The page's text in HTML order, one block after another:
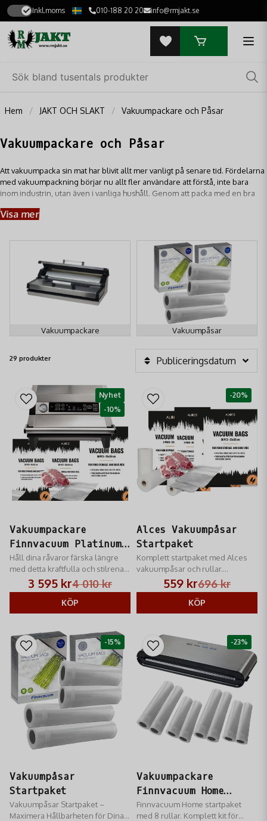
Inkl.moms 010-188 20 20 info@rmjakt.se
Hem JAKT OCH SLAKT Vakuumpackare och Påsar
Vakuumpackare och Påsar
Att vakuumpacka sin mat har blivit allt mer vanligt på senare tid. Fördelarna
med vakuumpackning börjar nu allt fler användare att förstå, inte bara
inom industrin, utan även i vanliga hushåll. Genom att packa med en bra
Generellt kan man säga att livslängden förlängs med fem, ja ända upp till
Visa mer
Vakuumpackare Vakuumpåsar
29 produkter Publiceringsdatum
Vakuumpackare
Finnvacuum Platinum
Startpaket
Håll dina råvaror färska längre
med detta kraftfulla och stilrena
vakuumpackare från RM Jakt.
4 010 kr
3 595 kr
KÖP
Nyhet
-10%
Alces Vakuumpåsar
Startpaket
Komplett startpaket med Alces
vakuumpåsar och rullar.
Innehåller 100 påsar och 24
meter rulle för optimal
vilthantering och hållbarhet i
frysen.
696 kr
559 kr
KÖP
-20%
Vakuumpåsar
Startpaket
Vakuumpåsar Startpaket –
Maximera Hållbarheten för Dina
-15%
Vakuumpackare
Finnvacuum Home
Startpaket
Finnvacuum Home startpaket
med 8 rullar. Komplett kit för
-23%